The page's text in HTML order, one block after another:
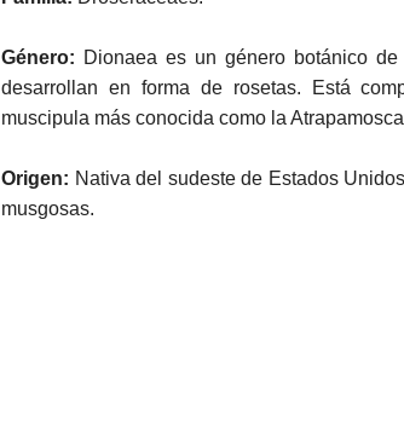
Género: Dionaea es un género botánico
desarrollan en forma de rosetas. Está
muscipula más conocida como la
Origen: Nativa del sudeste de Estados
musgosas.